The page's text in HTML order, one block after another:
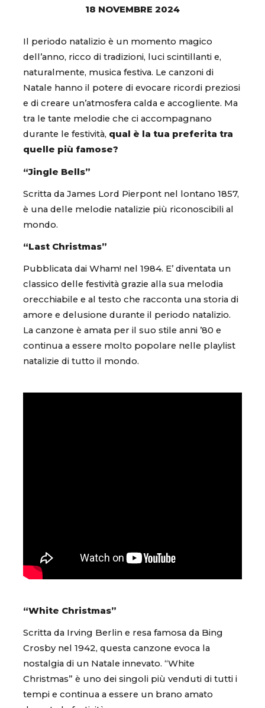
18 NOVEMBRE 2024
Il periodo natalizio è un momento magico
dell’anno, ricco di tradizioni, luci scintillanti e,
naturalmente, musica festiva. Le canzoni di
Natale hanno il potere di evocare ricordi preziosi
e di creare un’atmosfera calda e accogliente. Ma
tra le tante melodie che ci accompagnano
durante le festività, qual è la tua preferita tra
quelle più famose?
“Jingle Bells”
Scritta da James Lord Pierpont nel lontano 1857,
è una delle melodie natalizie più riconoscibili al
mondo.
“Last Christmas”
Pubblicata dai Wham! nel 1984. E’ diventata un
classico delle festività grazie alla sua melodia
orecchiabile e al testo che racconta una storia di
amore e delusione durante il periodo natalizio.
La canzone è amata per il suo stile anni ’80 e
continua a essere molto popolare nelle playlist
natalizie di tutto il mondo.
“White Christmas”
Scritta da Irving Berlin e resa famosa da Bing
Crosby nel 1942, questa canzone evoca la
nostalgia di un Natale innevato. “White
Christmas” è uno dei singoli più venduti di tutti i
tempi e continua a essere un brano amato